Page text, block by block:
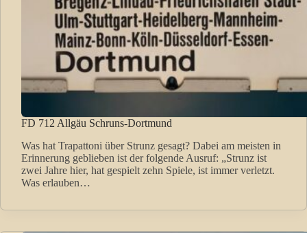
FD 712 Allgäu Schruns-Dortmund
Was hat Trapattoni über Strunz gesagt? Dabei am meisten in
Erinnerung geblieben ist der folgende Ausruf: „Strunz ist
zwei Jahre hier, hat gespielt zehn Spiele, ist immer verletzt.
Was erlauben…